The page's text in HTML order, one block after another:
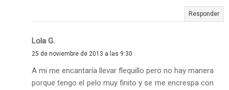
Responder
Lola G.
25 de noviembre de 2013 a las 9:30
A mi me encantaría llevar flequillo pero no hay manera
porque tengo el pelo muy finito y se me encrespa con